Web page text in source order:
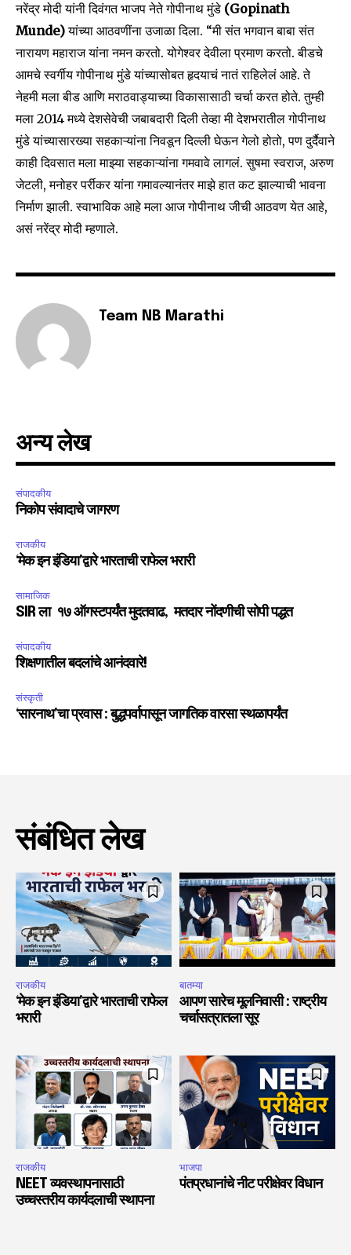
Join our community of
SUBSCRIBERS and be part of the
conversation.
To subscribe, simply enter your email address on our website
or click the subscribe button below. Don't worry, we respect
your privacy and won't spam your inbox. Your information is
safe with us.
6,300
Fans
नरेंद्र मोदी यांनी दिवंगत भाजप नेते गोपीनाथ मुंडे (Gopinath
Munde)यांच्या आठवणींना उजाळा दिला. “मी संत भगवान बाबा संत
नारायण महाराज यांना नमन करतो. योगेश्वर देवीला प्रमाण करतो. बीडचे
आमचे स्वर्गीय गोपीनाथ मुंडे यांच्यासोबत हृदयाचं नातं राहिलेलं आहे. ते
नेहमी मला बीड आणि मराठवाड्याच्या विकासासाठी चर्चा करत होते. तुम्ही
मला 2014 मध्ये देशसेवेची जबाबदारी दिली तेव्हा मी देशभरातील गोपीनाथ
मुंडे यांच्यासारख्या सहकाऱ्यांना निवडून दिल्ली घेऊन गेलो होतो, पण दुर्दैवाने
काही दिवसात मला माझ्या सहकाऱ्यांना गमवावे लागलं. सुषमा स्वराज, अरुण
जेटली, मनोहर पर्रीकर यांना गमावल्यानंतर माझे हात कट झाल्याची भावना
निर्माण झाली. स्वाभाविक आहे मला आज गोपीनाथ जीची आठवण येत आहे,
असं नरेंद्र मोदी म्हणाले.
Team NB Marathi
अन्य लेख
संपादकीय
निकोप संवादाचे जागरण
राजकीय
‘मेक इन इंडिया’द्वारे भारताची राफेल भरारी
सामाजिक
SIR ला १७ ऑगस्टपर्यंत मुदतवाढ, मतदार नोंदणीची सोपी पद्धत
संपादकीय
शिक्षणातील बदलांचे आनंदवारे!
संस्कृती
‘सारनाथ’चा प्रवास : बुद्धपर्वापासून जागतिक वारसा स्थळापर्यंत
संबंधित लेख
राजकीय
‘मेक इन इंडिया’द्वारे भारताची राफेल
भरारी
बातम्या
आपण सारेच मूलनिवासी : राष्ट्रीय
चर्चासत्रातला सूर
राजकीय
NEET व्यवस्थापनासाठी
उच्चस्तरीय कार्यदलाची स्थापना
भाजपा
पंतप्रधानांचे नीट परीक्षेवर विधान